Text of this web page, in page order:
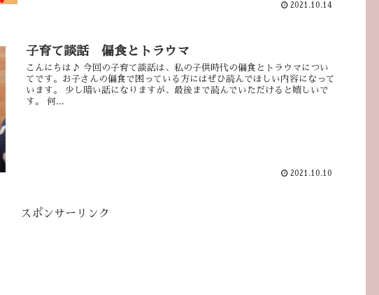
2021.10.14
子育て談話 偏食とトラウマ
こんにちは♪ 今回の子育て談話は、私の子供時代の偏食とトラウマについ
てです。お子さんの偏食で困っている方にはぜひ読んでほしい内容になって
います。 少し暗い話になりますが、最後まで読んでいただけると嬉しいで
す。 何...
2021.10.10
スポンサーリンク